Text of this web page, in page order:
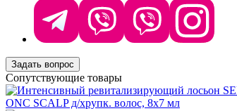
Задать вопрос
Сопутствующие товары
ONC SCALP д/хрупк. волос, 8х7 мл